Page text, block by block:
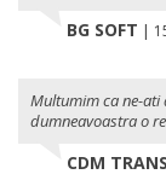
BG SOFT |
Multumim ca ne-ati
dumneavoastra o
CDM